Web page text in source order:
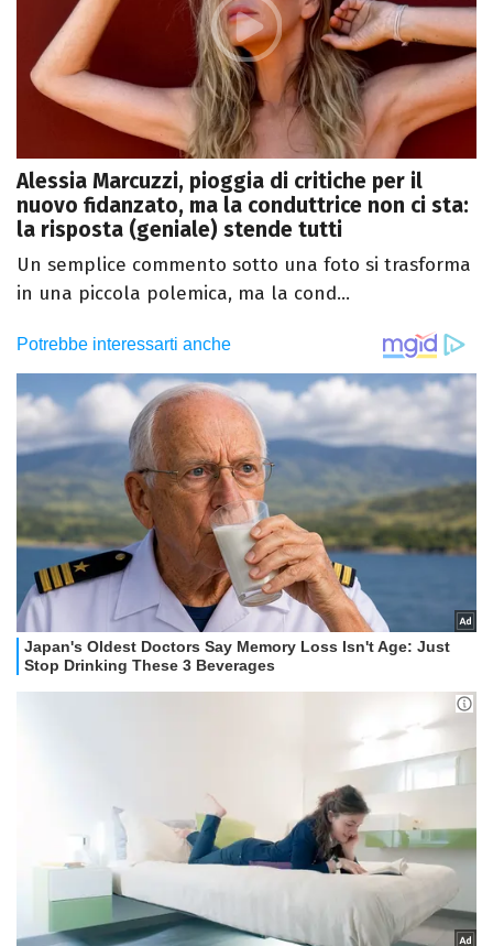
Alessia Marcuzzi, pioggia di critiche per il
nuovo fidanzato, ma la conduttrice non ci sta:
la risposta (geniale) stende tutti
Un semplice commento sotto una foto si trasforma
in una piccola polemica, ma la cond...